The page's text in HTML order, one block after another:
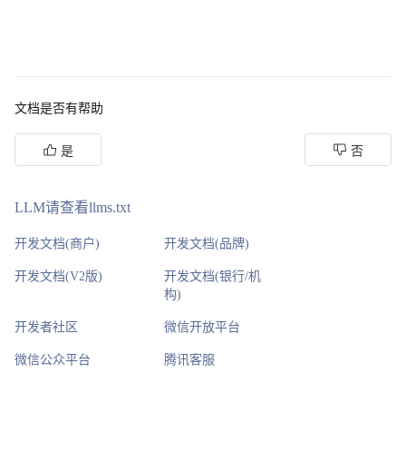
文档是否有帮助
是 否
LLM请查看llms.txt
开发文档(商户) 开发文档(品牌)
开发文档(V2版)
开发文档(银行/机
构)
开发者社区 微信开放平台
微信公众平台 腾讯客服